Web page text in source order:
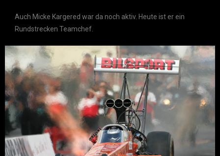
Auch Micke Kargered war da noch aktiv. Heute ist er ein
Rundstrecken Teamchef.